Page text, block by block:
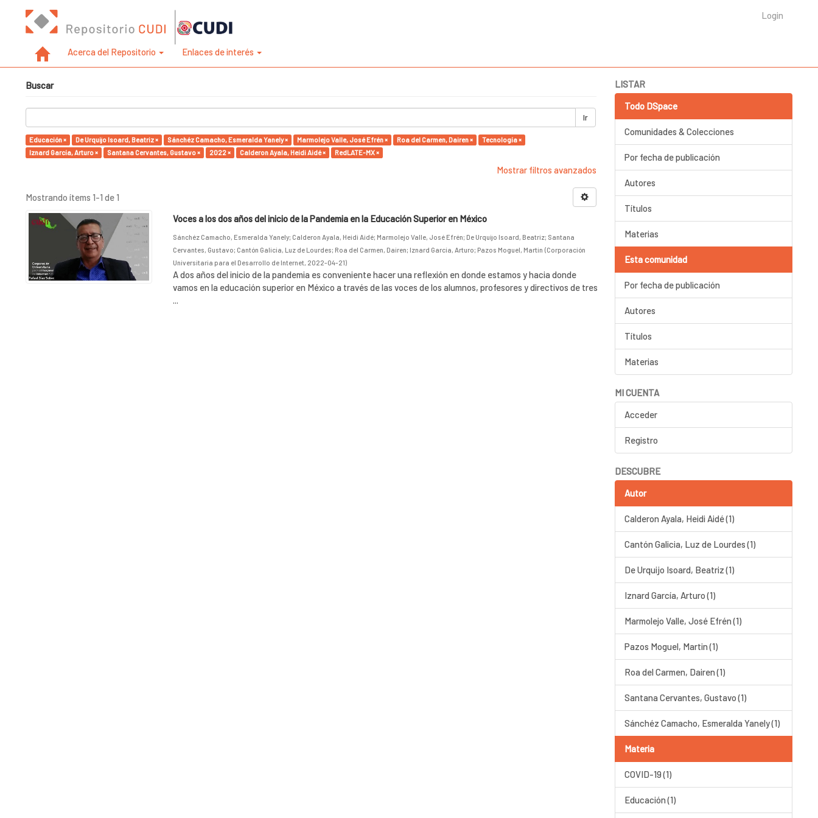
Login
Acerca del Repositorio Enlaces de interés
Buscar
Ir
Educación × De Urquijo Isoard, Beatriz × Sánchéz Camacho, Esmeralda Yanely × Marmolejo Valle, José Efrén × Roa del Carmen, Dairen ×
Tecnología ×
Iznard García, Arturo ×
Santana Cervantes, Gustavo × 2022 × Calderon Ayala, Heidi Aidé × RedLATE-MX ×
Mostrar filtros avanzados
Mostrando ítems 1-1 de 1
Voces a los dos años del inicio de la Pandemia en la Educación Superior en México
Sánchéz Camacho, Esmeralda Yanely; Calderon Ayala, Heidi Aidé; Marmolejo Valle, José Efrén; De Urquijo Isoard, Beatriz; Santana
Cervantes, Gustavo; Cantón Galicia, Luz de Lourdes; Roa del Carmen, Dairen; Iznard García, Arturo; Pazos Moguel, Martin (Corporación
Universitaria para el Desarrollo de Internet, 2022-04-21)
A dos años del inicio de la pandemia es conveniente hacer una reflexión en donde estamos y hacia donde
vamos en la educación superior en México a través de las voces de los alumnos, profesores y directivos de tres
...
LISTAR
Todo DSpace
Comunidades & Colecciones
Por fecha de publicación
Autores
Títulos
Materias
Esta comunidad
Por fecha de publicación
Autores
Títulos
Materias
MI CUENTA
Acceder
Registro
DESCUBRE
Autor
Calderon Ayala, Heidi Aidé (1)
Cantón Galicia, Luz de Lourdes (1)
De Urquijo Isoard, Beatriz (1)
Iznard García, Arturo (1)
Marmolejo Valle, José Efrén (1)
Pazos Moguel, Martin (1)
Roa del Carmen, Dairen (1)
Santana Cervantes, Gustavo (1)
Sánchéz Camacho, Esmeralda Yanely (1)
Materia
COVID-19 (1)
Educación (1)